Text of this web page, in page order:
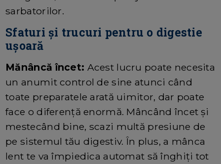
sarbatorilor.
Sfaturi și trucuri pentru o digestie
ușoară
Mănâncă încet: Acest lucru poate necesita
un anumit control de sine atunci când
toate preparatele arată uimitor, dar poate
face o diferență enormă. Mâncând încet și
mestecând bine, scazi multă presiune de
pe sistemul tău digestiv. În plus, a mânca
lent te va împiedica automat să înghiți tot